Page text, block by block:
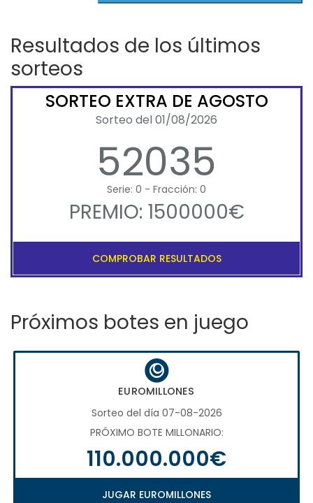
Resultados de los últimos
sorteos
SORTEO EXTRA DE AGOSTO
Sorteo del 01/08/2026
52035
Serie: 0 - Fracción: 0
PREMIO: 1500000€
COMPROBAR RESULTADOS
Próximos botes en juego
EUROMILLONES
Sorteo del día 07-08-2026
PRÓXIMO BOTE MILLONARIO:
110.000.000€
JUGAR EUROMILLONES